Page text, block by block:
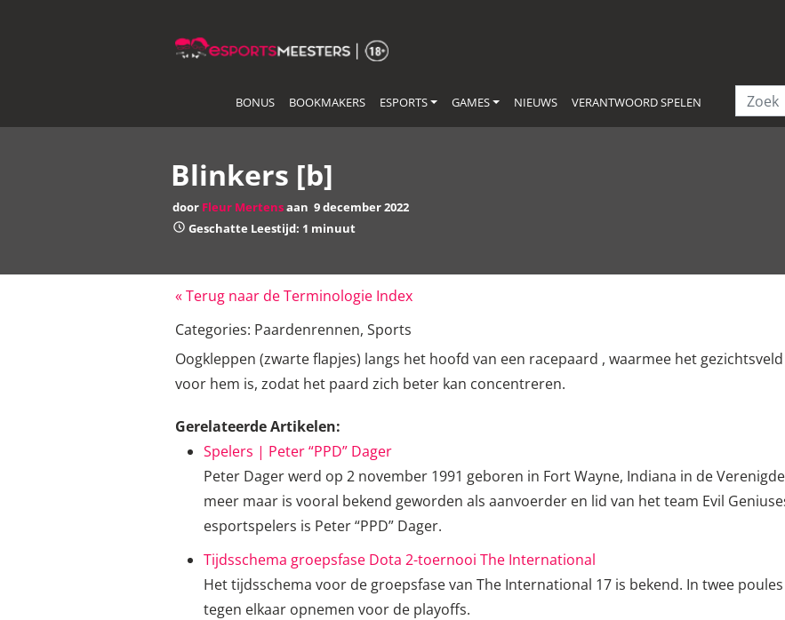
BONUS BOOKMAKERS ESPORTS GAMES NIEUWS VERANTWOORD SPELEN
Blinkers [b]
door Fleur Mertensaan 9 december 2022
Geschatte Leestijd: 1 minuut
« Terug naar de Terminologie Index
Categories: Paardenrennen, Sports
Oogkleppen (zwarte flapjes) langs het hoofd van een racepaard , waarmee het
voor hem is, zodat het paard zich beter kan concentreren.
Gerelateerde Artikelen:
Spelers | Peter “PPD” Dager
Peter Dager werd op 2 november 1991 geboren in Fort Wayne, Indiana in de
meer maar is vooral bekend geworden als aanvoerder en lid van het team Evil
esportspelers is Peter “PPD” Dager.
Tijdsschema groepsfase Dota 2-toernooi The International
Het tijdsschema voor de groepsfase van The International 17 is bekend. In twee
tegen elkaar opnemen voor de playoffs.